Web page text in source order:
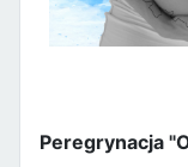
Peregrynacja